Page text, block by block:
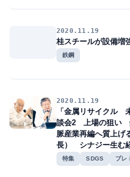
2020.11.19
桂スチールが設備
鉄鋼
2020.11.19
「金属リサイクル
談会2 上場の狙い
脈産業再編へ質上
長） シナジー生む
特集 SDGS プレ